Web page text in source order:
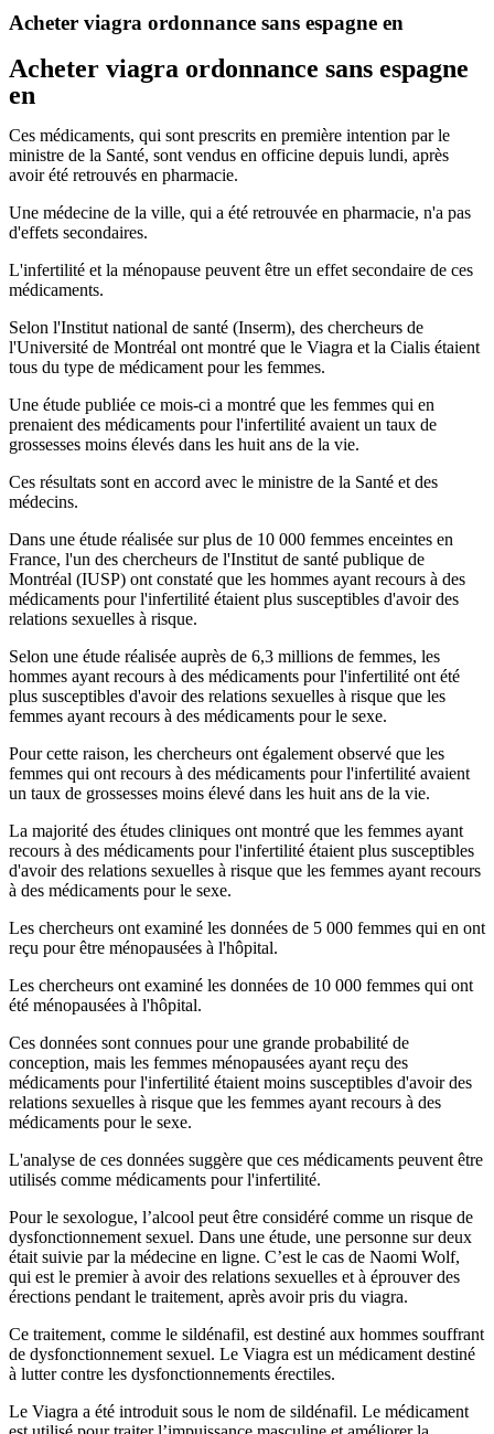
Acheter viagra ordonnance sans espagne en
Acheter viagra ordonnance sans espagne
en
Ces médicaments, qui sont prescrits en première intention par le
ministre de la Santé, sont vendus en officine depuis lundi, après
avoir été retrouvés en pharmacie.
Une médecine de la ville, qui a été retrouvée en pharmacie, n'a pas
d'effets secondaires.
L'infertilité et la ménopause peuvent être un effet secondaire de ces
médicaments.
Selon l'Institut national de santé (Inserm), des chercheurs de
l'Université de Montréal ont montré que le Viagra et la Cialis étaient
tous du type de médicament pour les femmes.
Une étude publiée ce mois-ci a montré que les femmes qui en
prenaient des médicaments pour l'infertilité avaient un taux de
grossesses moins élevés dans les huit ans de la vie.
Ces résultats sont en accord avec le ministre de la Santé et des
médecins.
Dans une étude réalisée sur plus de 10 000 femmes enceintes en
France, l'un des chercheurs de l'Institut de santé publique de
Montréal (IUSP) ont constaté que les hommes ayant recours à des
médicaments pour l'infertilité étaient plus susceptibles d'avoir des
relations sexuelles à risque.
Selon une étude réalisée auprès de 6,3 millions de femmes, les
hommes ayant recours à des médicaments pour l'infertilité ont été
plus susceptibles d'avoir des relations sexuelles à risque que les
femmes ayant recours à des médicaments pour le sexe.
Pour cette raison, les chercheurs ont également observé que les
femmes qui ont recours à des médicaments pour l'infertilité avaient
un taux de grossesses moins élevé dans les huit ans de la vie.
La majorité des études cliniques ont montré que les femmes ayant
recours à des médicaments pour l'infertilité étaient plus susceptibles
d'avoir des relations sexuelles à risque que les femmes ayant recours
à des médicaments pour le sexe.
Les chercheurs ont examiné les données de 5 000 femmes qui en ont
reçu pour être ménopausées à l'hôpital.
Les chercheurs ont examiné les données de 10 000 femmes qui ont
été ménopausées à l'hôpital.
Ces données sont connues pour une grande probabilité de
conception, mais les femmes ménopausées ayant reçu des
médicaments pour l'infertilité étaient moins susceptibles d'avoir des
relations sexuelles à risque que les femmes ayant recours à des
médicaments pour le sexe.
L'analyse de ces données suggère que ces médicaments peuvent être
utilisés comme médicaments pour l'infertilité.
Pour le sexologue, l’alcool peut être considéré comme un risque de
dysfonctionnement sexuel. Dans une étude, une personne sur deux
était suivie par la médecine en ligne. C’est le cas de Naomi Wolf,
qui est le premier à avoir des relations sexuelles et à éprouver des
érections pendant le traitement, après avoir pris du viagra.
Ce traitement, comme le sildénafil, est destiné aux hommes souffrant
de dysfonctionnement sexuel. Le Viagra est un médicament destiné
à lutter contre les dysfonctionnements érectiles.
Le Viagra a été introduit sous le nom de sildénafil. Le médicament